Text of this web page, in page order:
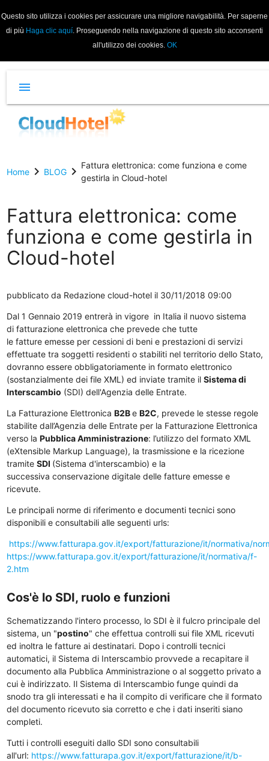
Questo sito utilizza i cookies per assicurare una migliore navigabilità. Per saperne
di più Haga clic aquí. Proseguendo nella navigazione di questo sito acconsenti
all'utilizzo dei cookies. OK
menu
Homechevron_right BLOGchevron_right Fattura elettronica: come funziona e come
gestirla in Cloud-hotel
Fattura elettronica: come
funziona e come gestirla in
Cloud-hotel
pubblicato da Redazione cloud-hotelil 30/11/2018 09:00
Dal 1 Gennaio 2019 entrerà in vigore in Italia il nuovo sistema
di fatturazione elettronica che prevede che tutte
le fatture emesse per cessioni di beni e prestazioni di servizi
effettuate tra soggetti residenti o stabiliti nel territorio dello Stato,
dovranno essere obbligatoriamente in formato elettronico
(sostanzialmente dei file XML) ed inviate tramite il Sistema di
Interscambio (SDI) dell'Agenzia delle Entrate.
La Fatturazione Elettronica B2Be B2C, prevede le stesse regole
stabilite dall’Agenzia delle Entrate per la Fatturazione Elettronica
verso la Pubblica Amministrazione: l’utilizzo del formato XML
(eXtensible Markup Language), la trasmissione e la ricezione
tramite SDI (Sistema d'interscambio) e la
successiva conservazione digitale delle fatture emesse e
ricevute.
Le principali norme di riferimento e documenti tecnici sono
disponibili e consultabili alle seguenti urls:
https://www.fatturapa.gov.it/export/fatturazione/it/normativa/
https://www.fatturapa.gov.it/export/fatturazione/it/normativa/f-
2.htm
Cos'è lo SDI, ruolo e funzioni
Schematizzando l'intero processo, lo SDI è il fulcro principale del
sistema, un "postino" che effettua controlli sui file XML ricevuti
ed inoltra le fatture ai destinatari. Dopo i controlli tecnici
automatici, il Sistema di Interscambio provvede a recapitare il
documento alla Pubblica Amministrazione o al soggetto privato a
cui è indirizzato. Il Sistema di Interscambio funge quindi da
snodo tra gli interessati e ha il compito di verificare che il formato
del documento ricevuto sia corretto e che i dati inseriti siano
completi.
Tutti i controlli eseguiti dallo SDI sono consultabili
all'url: https://www.fatturapa.gov.it/export/fatturazione/it/b-